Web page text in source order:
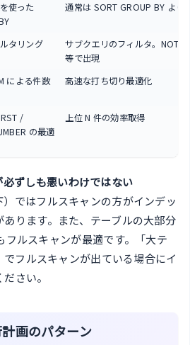
使った
通常は SORT GROUP BY より
タリング
サブクエリのフィルタ。NOT
等で出現
による件数
高速な打ち切り最適化
/
の最適
上位 N 件の効率取得
必ずしも悪いわけではない
ではフルスキャンの方がインデッ
ります。また、テーブルの大部分
フルスキャンが最適です。「大テ
フルスキャンが出ている場合にイ
さい。
画のパターン